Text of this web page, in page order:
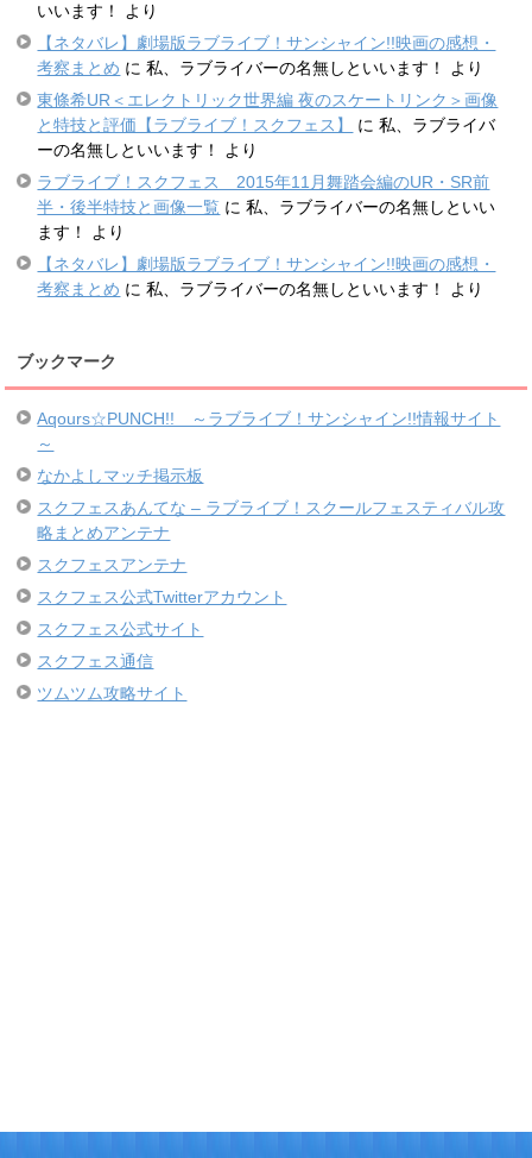
いいます！
より
【ネタバレ】劇場版ラブライブ！サンシャイン!!映画の感想・
考察まとめ に私、ラブライバーの名無しといいます！
より
東條希UR＜エレクトリック世界編 夜のスケートリンク＞画像
と特技と評価【ラブライブ！スクフェス】
に私、ラブライバ
ーの名無しといいます！
より
ラブライブ！スクフェス 2015年11月舞踏会編のUR・SR前
半・後半特技と画像一覧 に私、ラブライバーの名無しといい
ます！
より
【ネタバレ】劇場版ラブライブ！サンシャイン!!映画の感想・
考察まとめ に私、ラブライバーの名無しといいます！ より
ブックマーク
Aqours☆PUNCH!! ～ラブライブ！サンシャイン!!情報サイト
～
なかよしマッチ掲示板
スクフェスあんてな – ラブライブ！スクールフェスティバル攻
略まとめアンテナ
スクフェスアンテナ
スクフェス公式Twitterアカウント
スクフェス公式サイト
スクフェス通信
ツムツム攻略サイト